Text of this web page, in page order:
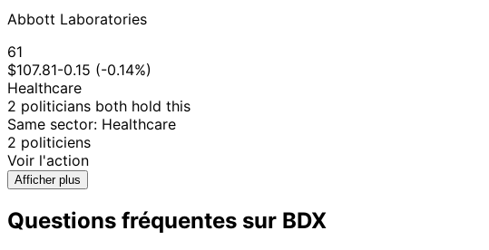
Abbott Laboratories
61
$107.81-0.15 (-0.14%)
Healthcare
2 politicians both hold this
Same sector: Healthcare
2 politiciens
Voir l'action
Afficher plus
Questions fréquentes sur BDX